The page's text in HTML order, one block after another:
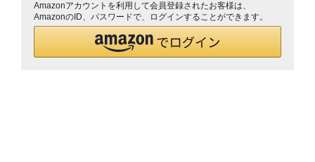
Amazonアカウントを利用して会員登録されたお客様は、
AmazonのID、パスワードで、ログインすることができます。